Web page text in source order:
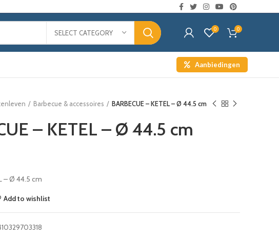
SELECT CATEGORY 0 0
Aanbiedingen
Barbecue & accessoires BARBECUE – KETEL – Ø 44.5 cm
– KETEL – Ø 44.5 cm
– Ø 44.5 cm
Add to wishlist